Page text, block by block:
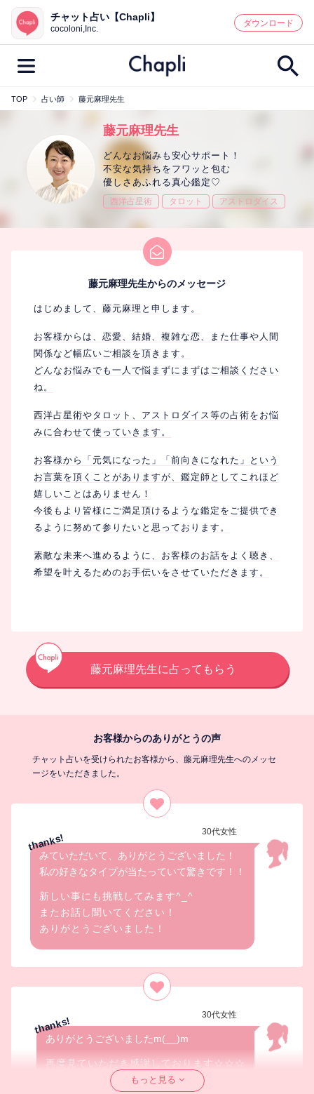
鑑定記事・占い師検索
最新記事一覧
人気記事一覧
カテゴリー別
占い師 キャンペーン
恋の行方
彼氏 片思い
相性 復縁 連絡
チャット占い【Chapli】
cocoloni,Inc.
ダウンロード
TOP 占い師 藤元麻理先生
藤元麻理先生
どんなお悩みも安心サポート！
不安な気持ちをフワッと包む
優しさあふれる真心鑑定♡
西洋占星術 タロット アストロダイス
藤元麻理先生からのメッセージ
はじめまして、藤元麻理と申します。
お客様からは、恋愛、結婚、複雑な恋、また仕事や人間
関係など幅広いご相談を頂きます。
どんなお悩みでも一人で悩まずにまずはご相談ください
ね。
西洋占星術やタロット、アストロダイス等の占術をお悩
みに合わせて使っていきます。
お客様から「元気になった」「前向きになれた」という
お言葉を頂くことがありますが、鑑定師としてこれほど
嬉しいことはありません！
今後もより皆様にご満足頂けるような鑑定をご提供でき
るように努めて参りたいと思っております。
素敵な未来へ進めるように、お客様のお話をよく聴き、
希望を叶えるためのお手伝いをさせていただきます。
藤元麻理先生に占ってもらう
お客様からのありがとうの声
チャット占いを受けられたお客様から、藤元麻理先生へのメッセ
ージをいただきました。
30代女性
みていただいて、ありがとうございました！
私の好きなタイプが当たっていて驚きです！！
新しい事にも挑戦してみます^_^
またお話し聞いてください！
ありがとうございました！
30代女性
ありがとうございましたm(__)m
再度見ていただき感謝しております☆☆☆
またよろしくお願いします(*^^*)☆☆☆
もっと見る